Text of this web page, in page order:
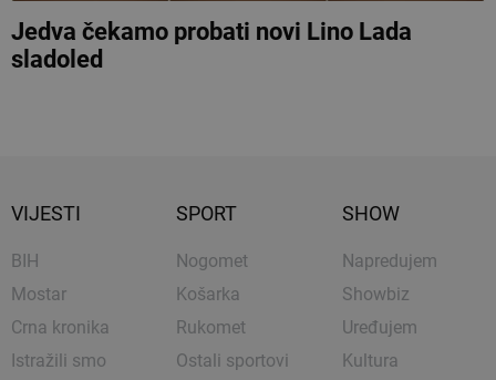
Jedva čekamo probati novi Lino Lada
sladoled
VIJESTI
BIH
Mostar
Crna kronika
Istražili smo
SPORT
Nogomet
Košarka
Rukomet
Ostali sportovi
SHOW
Napredujem
Showbiz
Uređujem
Kultura